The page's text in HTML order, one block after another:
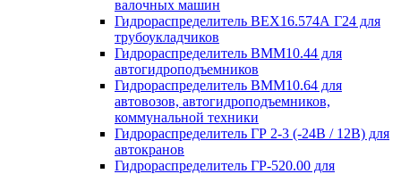
валочных машин
Гидрораспределитель ВЕХ16.574А Г24 для
трубоукладчиков
Гидрораспределитель ВММ10.44 для
автогидроподъемников
Гидрораспределитель ВММ10.64 для
автовозов, автогидроподъемников,
коммунальной техники
Гидрораспределитель ГР 2-3 (-24В / 12В) для
автокранов
Гидрораспределитель ГР-520.00 для